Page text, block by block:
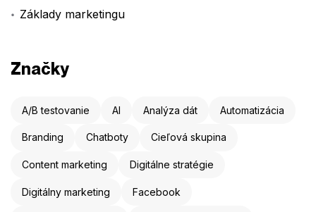
Základy marketingu
Značky
A/B testovanie AI Analýza dát Automatizácia
Branding Chatboty Cieľová skupina
Content marketing Digitálne stratégie
Digitálny marketing Facebook